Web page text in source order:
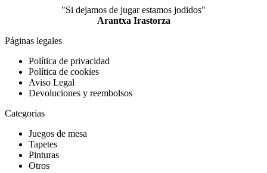
"Si dejamos de jugar estamos jodidos"
Arantxa Irastorza
Páginas legales
Política de privacidad
Política de cookies
Aviso Legal
Devoluciones y reembolsos
Categorias
Juegos de mesa
Tapetes
Pinturas
Otros